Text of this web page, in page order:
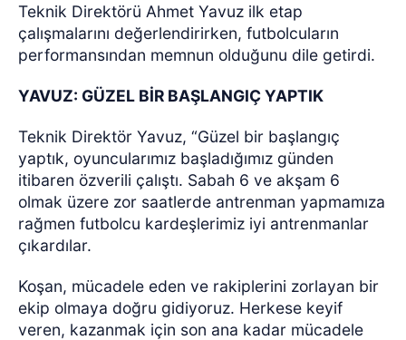
Teknik Direktörü Ahmet Yavuz ilk etap
çalışmalarını değerlendirirken, futbolcuların
performansından memnun olduğunu dile getirdi.
YAVUZ: GÜZEL BİR BAŞLANGIÇ YAPTIK
Teknik Direktör Yavuz, “Güzel bir başlangıç
yaptık, oyuncularımız başladığımız günden
itibaren özverili çalıştı. Sabah 6 ve akşam 6
olmak üzere zor saatlerde antrenman yapmamıza
rağmen futbolcu kardeşlerimiz iyi antrenmanlar
çıkardılar.
Koşan, mücadele eden ve rakiplerini zorlayan bir
ekip olmaya doğru gidiyoruz. Herkese keyif
veren, kazanmak için son ana kadar mücadele